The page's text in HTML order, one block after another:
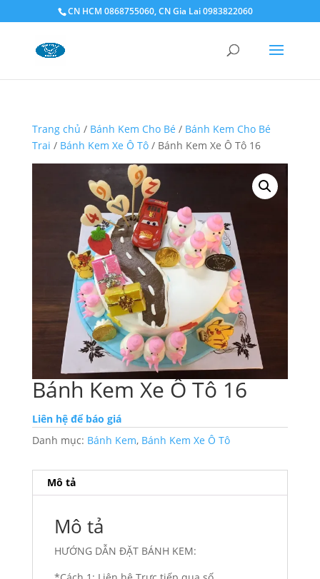
CN HCM 0868755060, CN Gia Lai 0983822060
Trang chủ / Bánh Kem Cho Bé / Bánh Kem Cho Bé
Trai / Bánh Kem Xe Ô Tô/ Bánh Kem Xe Ô Tô 16
Bánh Kem Xe Ô Tô 16
Liên hệ để báo giá
Danh mục: Bánh Kem, Bánh Kem Xe Ô Tô
Mô tả
Mô tả
HƯỚNG DẪN ĐẶT BÁNH KEM: